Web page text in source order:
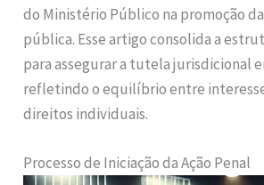
do Ministério Público na promoção
pública. Esse artigo consolida a
para assegurar a tutela jurisdicional
refletindo o equilíbrio entre
direitos individuais.
Processo de Iniciação da Ação Penal